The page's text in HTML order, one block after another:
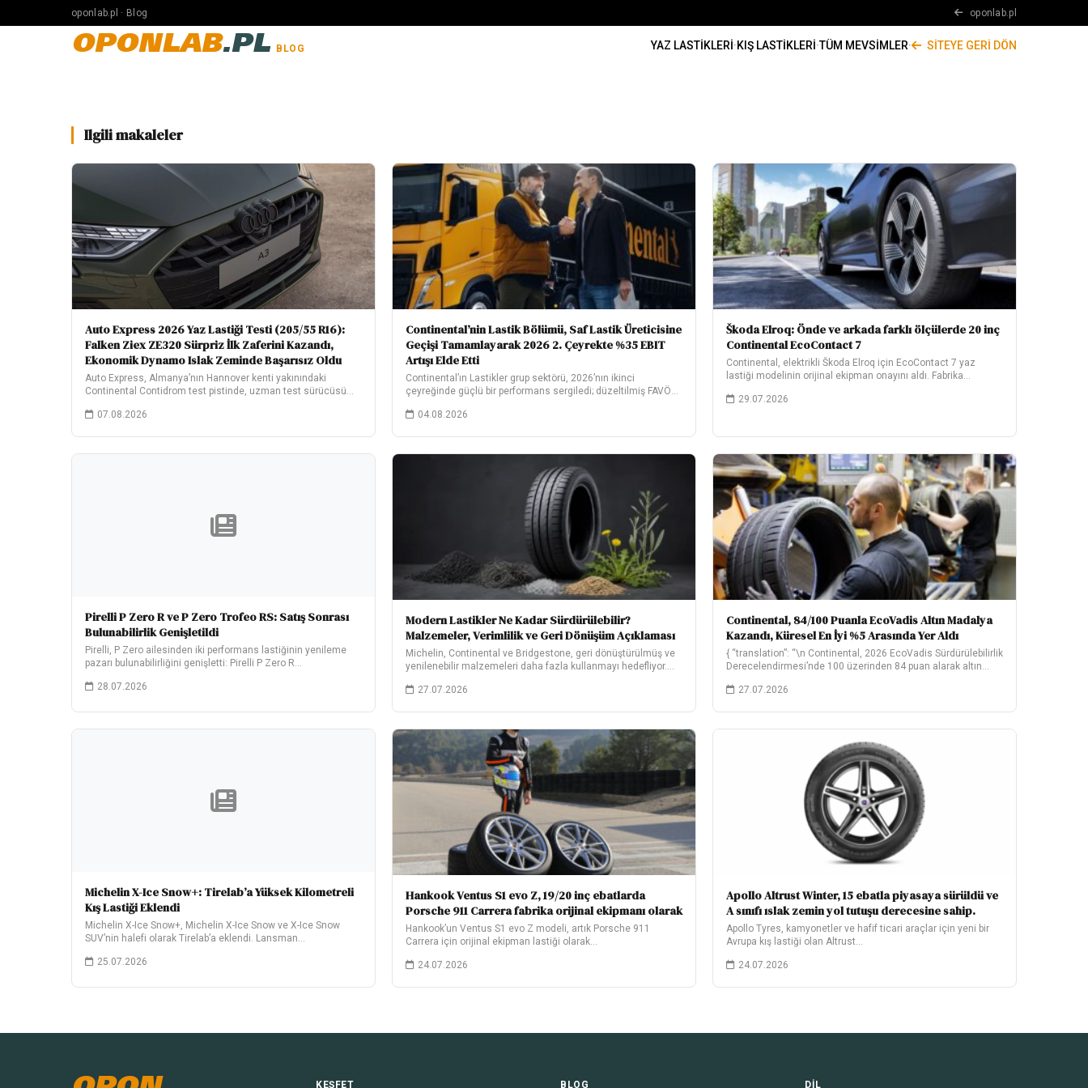
oponlab.pl · Blog oponlab.pl
OPONLAB.PL BLOG YAZ LASTIKLERI·KIŞ LASTIKLERI·TÜM MEVSIMLER· SITEYE GERI DÖN
Ilgili makaleler
Auto Express 2026 Yaz Lastiği Testi (205/55 R16):
Falken Ziex ZE320 Sürpriz İlk Zaferini Kazandı,
Ekonomik Dynamo Islak Zeminde Başarısız Oldu
Auto Express, Almanya’nın Hannover kenti yakınındaki
Continental Contidrom test pistinde, uzman test sürücüsü
07.08.2026
Continental’nin Lastik Bölümü, Saf Lastik Üreticisine
Geçişi Tamamlayarak 2026 2. Çeyrekte %35 EBIT
Artışı Elde Etti
Continental’ın Lastikler grup sektörü, 2026’nın ikinci
çeyreğinde güçlü bir performans sergiledi; düzeltilmiş FAVÖK,
04.08.2026
Škoda Elroq: Önde ve arkada farklı ölçülerde 20 inç
Continental EcoContact 7
Continental, elektrikli Škoda Elroq için EcoContact 7 yaz
lastiği modelinin orijinal ekipman onayını aldı. Fabrika…
29.07.2026
Pirelli P Zero R ve P Zero Trofeo RS: Satış Sonrası
Bulunabilirlik Genişletildi
Pirelli, P Zero ailesinden iki performans lastiğinin yenileme
pazarı bulunabilirliğini genişletti: Pirelli P Zero R…
28.07.2026
Modern Lastikler Ne Kadar Sürdürülebilir?
Malzemeler, Verimlilik ve Geri Dönüşüm Açıklaması
Michelin, Continental ve Bridgestone, geri dönüştürülmüş ve
yenilenebilir malzemeleri daha fazla kullanmayı hedefliyor.
27.07.2026
Continental, 84/100 Puanla EcoVadis Altın Madalya
Kazandı, Küresel En İyi %5 Arasında Yer Aldı
{ “translation”: “\n Continental, 2026 EcoVadis Sürdürülebilirlik
Derecelendirmesi’nde 100 üzerinden 84 puan alarak altın
27.07.2026
Michelin X-Ice Snow+: Tirelab’a Yüksek Kilometreli
Kış Lastiği Eklendi
Michelin X-Ice Snow+, Michelin X-Ice Snow ve X-Ice Snow
SUV’nin halefi olarak Tirelab’a eklendi. Lansman…
25.07.2026
Hankook Ventus S1 evo Z, 19/20 inç ebatlarda
Porsche 911 Carrera fabrika orijinal ekipmanı olarak
Hankook’un Ventus S1 evo Z modeli, artık Porsche 911
Carrera için orijinal ekipman lastiği olarak…
24.07.2026
Apollo Altrust Winter, 15 ebatla piyasaya sürüldü ve
A sınıfı ıslak zemin yol tutuşu derecesine sahip.
Apollo Tyres, kamyonetler ve hafif ticari araçlar için yeni bir
Avrupa kış lastiği olan Altrust…
24.07.2026
KEŞFET BLOG DIL